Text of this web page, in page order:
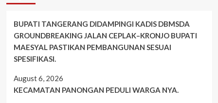
BUPATI TANGERANG DIDAMPINGI KADIS DBMSDA
GROUNDBREAKING JALAN CEPLAK–KRONJO BUPATI
MAESYAL PASTIKAN PEMBANGUNAN SESUAI
SPESIFIKASI.
August 6, 2026
KECAMATAN PANONGAN PEDULI WARGA NYA.